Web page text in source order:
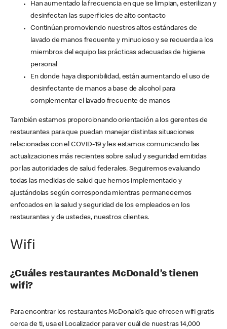
Han aumentado la frecuencia en que se limpian, esterilizan y
desinfectan las superficies de alto contacto
Continúan promoviendo nuestros altos estándares de
lavado de manos frecuente y minucioso y se recuerda a los
miembros del equipo las prácticas adecuadas de higiene
personal
En donde haya disponibilidad, están aumentando el uso de
desinfectante de manos a base de alcohol para
complementar el lavado frecuente de manos
También estamos proporcionando orientación a los gerentes de
restaurantes para que puedan manejar distintas situaciones
relacionadas con el COVID-19 y les estamos comunicando las
actualizaciones más recientes sobre salud y seguridad emitidas
por las autoridades de salud federales. Seguiremos evaluando
todas las medidas de salud que hemos implementado y
ajustándolas según corresponda mientras permanecemos
enfocados en la salud y seguridad de los empleados en los
restaurantes y de ustedes, nuestros clientes.
Wifi
¿Cuáles restaurantes McDonald’s tienen
wifi?
Para encontrar los restaurantes McDonald’s que ofrecen wifi gratis
cerca de ti, usa el Localizador para ver cuál de nuestras 14,000